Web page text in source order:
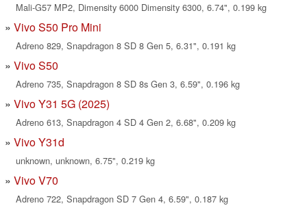
Mali-G57 MP2, Dimensity 6000 Dimensity 6300, 6.74", 0.199 kg
Vivo S50 Pro Mini
Adreno 829, Snapdragon 8 SD 8 Gen 5, 6.31", 0.191 kg
Vivo S50
Adreno 735, Snapdragon 8 SD 8s Gen 3, 6.59", 0.196 kg
Vivo Y31 5G (2025)
Adreno 613, Snapdragon 4 SD 4 Gen 2, 6.68", 0.209 kg
Vivo Y31d
unknown, unknown, 6.75", 0.219 kg
Vivo V70
Adreno 722, Snapdragon SD 7 Gen 4, 6.59", 0.187 kg